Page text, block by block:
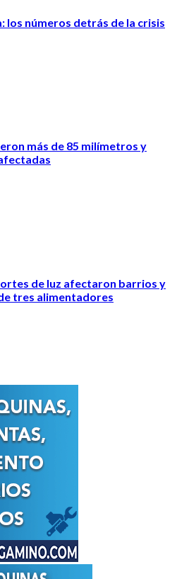
los números detrás de la crisis
más de 85 milímetros y
de luz afectaron barrios y
tres alimentadores